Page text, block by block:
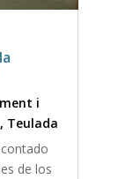
i
, Teulada
de los